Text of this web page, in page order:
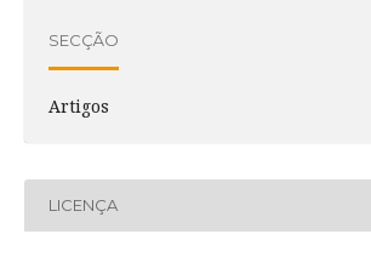
SECÇÃO
Artigos
LICENÇA